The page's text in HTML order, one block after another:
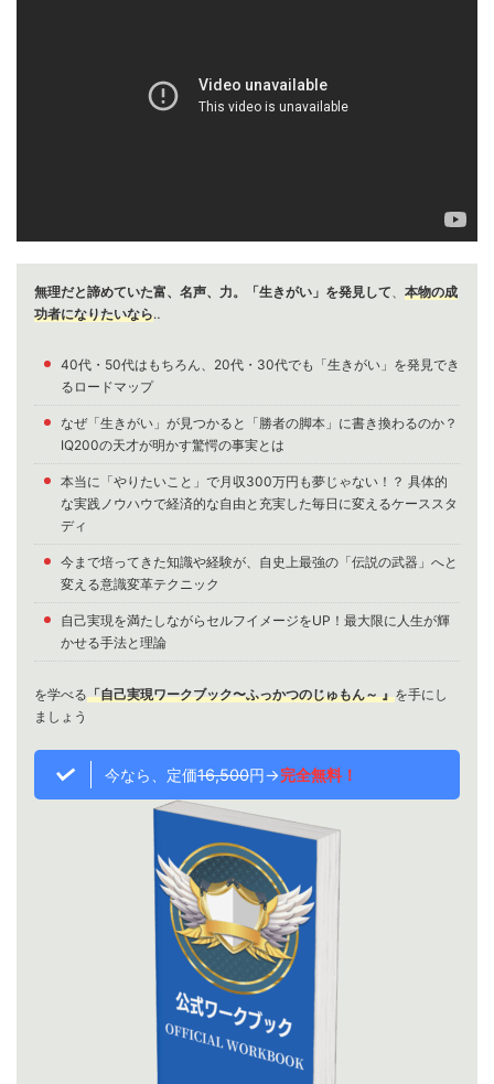
無理だと諦めていた富、名声、力。「生きがい」を発見して、 本物の成
功者になりたいなら‥
40代・50代はもちろん、20代・30代でも「生きがい」を発見でき
るロードマップ
なぜ「生きがい」が見つかると「勝者の脚本」に書き換わるのか？
IQ200の天才が明かす驚愕の事実とは
本当に「やりたいこと」で月収300万円も夢じゃない！？ 具体的
な実践ノウハウで経済的な自由と充実した毎日に変えるケーススタ
ディ
今まで培ってきた知識や経験が、自史上最強の「伝説の武器」へと
変える意識変革テクニック
自己実現を満たしながらセルフイメージをUP！最大限に人生が輝
かせる手法と理論
を学べる「自己実現ワークブック〜ふっかつのじゅもん～ 』を手にし
ましょう
今なら、定価16,500円→完全無料！